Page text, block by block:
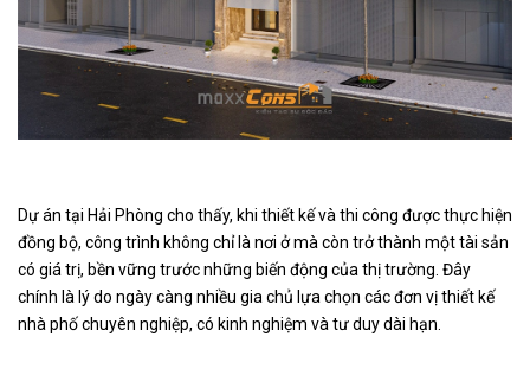
Dự án tại Hải Phòng cho thấy, khi thiết kế và thi công được thực hiện
đồng bộ, công trình không chỉ là nơi ở mà còn trở thành một tài sản
có giá trị, bền vững trước những biến động của thị trường. Đây
chính là lý do ngày càng nhiều gia chủ lựa chọn các đơn vị thiết kế
nhà phố chuyên nghiệp, có kinh nghiệm và tư duy dài hạn.